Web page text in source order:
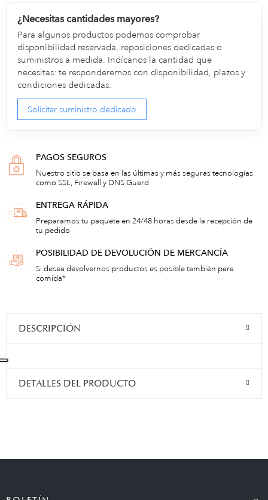
¿Necesitas cantidades mayores?
Para algunos productos podemos comprobar
disponibilidad reservada, reposiciones dedicadas o
suministros a medida. Indícanos la cantidad que
necesitas: te responderemos con disponibilidad, plazos y
condiciones dedicadas.
Solicitar suministro dedicado
PAGOS SEGUROS
Nuestro sitio se basa en las últimas y más seguras tecnologías
como SSL, Firewall y DNS Guard
ENTREGA RÁPIDA
Preparamos tu paquete en 24/48 horas desde la recepción de
tu pedido
POSIBILIDAD DE DEVOLUCIÓN DE MERCANCÍA
Si desea devolvernos productos es posible también para
comida*
DESCRIPCIÓN
DETALLES DEL PRODUCTO